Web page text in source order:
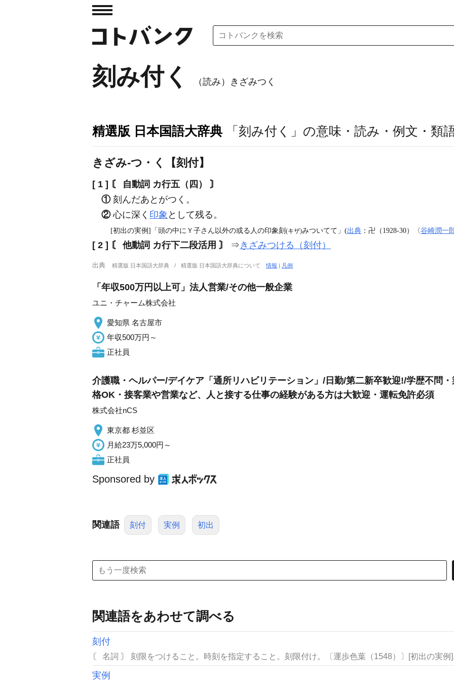
刻み付く （読み）きざみつく
精選版 日本国語大辞典 「刻み付く」の意味・読み・例文・類
きざみ‐つ・く【刻付】
[ 1 ] 〘 自動詞 カ行五（四） 〙
①刻んだあとがつく。
②心に深く 印象 として残る。
[初出の実例]「頭の中にＹ子さん以外の或る人の印象刻 (キザ)みついてて」(出典 ：卍（1928‐30）〈谷崎潤一
[ 2 ] 〘 他動詞 カ行下二段活用 〙 ⇒きざみつける（刻付）
出典 精選版 日本国語大辞典 精選版 日本国語大辞典について情報 | 凡例
「年収500万円以上可」法人営業/その他一般企業
ユニ・チャーム株式会社
愛知県 名古屋市
年収500万円～
正社員
介護職・ヘルパー/デイケア「通所リハビリテーション」/日勤/第二新卒歓迎!/学歴不問
格OK・接客業や営業など、人と接する仕事の経験がある方は大歓迎・運転免許必須
株式会社nCS
東京都 杉並区
月給23万5,000円～
正社員
Sponsored by
関連語 刻付 実例 初出
関連語をあわせて調べる
刻付
〘 名詞 〙 刻限をつけること。時刻を指定すること。刻限付け。〔運歩色葉（1548）〕[初出の実例
実例